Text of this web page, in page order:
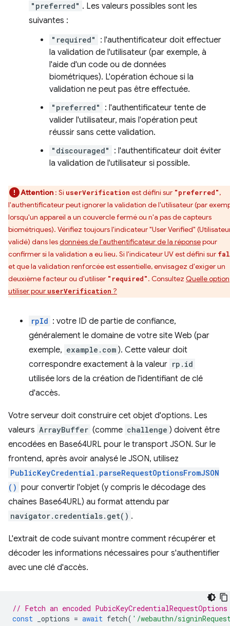
"preferred" . Les valeurs possibles sont les
suivantes :
"required"
: l'authentificateur doit effectuer
la validation de l'utilisateur (par exemple, à
l'aide d'un code ou de données
biométriques). L'opération échoue si la
validation ne peut pas être effectuée.
"preferred"
: l'authentificateur tente de
valider l'utilisateur, mais l'opération peut
réussir sans cette validation.
"discouraged"
: l'authentificateur doit éviter
la validation de l'utilisateur si possible.
Attention : Si userVerification est défini sur "preferred",
l'authentificateur peut ignorer la validation de l'utilisateur (par
lorsqu'un appareil a un couvercle fermé ou n'a pas de capteurs
biométriques). Vérifiez toujours l'indicateur "User Verified"
validé) dans lesdonnées de l'authentificateur de la réponsepour
confirmer si la validation a eu lieu. Si l'indicateur UV est défini sur
et que la validation renforcée est essentielle, envisagez d'exiger un
deuxième facteur ou d'utiliser "required". Consultez Quelle option
utiliser pour userVerification ?
rpId : votre ID de partie de confiance,
généralement le domaine de votre site Web (par
exemple, example.com ). Cette valeur doit
correspondre exactement à la valeur rp.id
utilisée lors de la création de l'identifiant de clé
d'accès.
Votre serveur doit construire cet objet d'options. Les
valeurs ArrayBuffer (comme challenge ) doivent être
encodées en Base64URL pour le transport JSON. Sur le
frontend, après avoir analysé le JSON, utilisez
PublicKeyCredential.parseRequestOptionsFromJSON
() pour convertir l'objet (y compris le décodage des
chaînes Base64URL) au format attendu par
navigator.credentials.get() .
L'extrait de code suivant montre comment récupérer et
décoder les informations nécessaires pour s'authentifier
avec une clé d'accès.
// Fetch an encoded
const
_options = await fetch( '/webauthn/